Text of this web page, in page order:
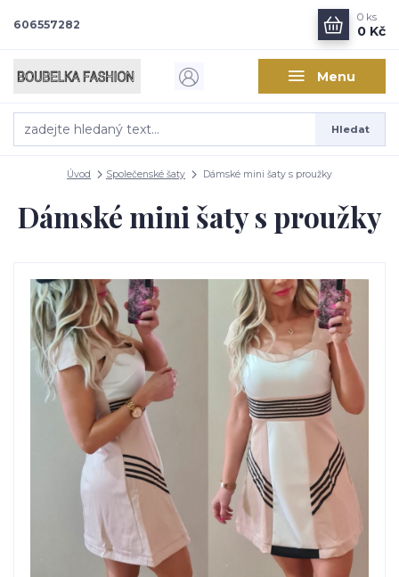
Menu
Hledat
606557282
0 ks
0 Kč
Úvod Společenské šaty Dámské mini šaty s proužky
Dámské mini šaty s proužky